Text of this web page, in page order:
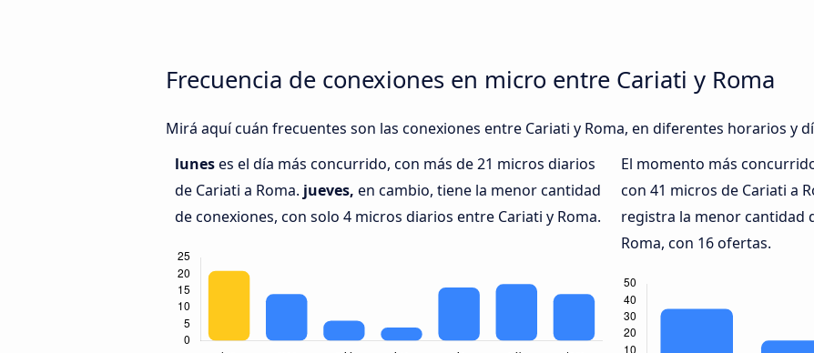
Frecuencia de conexiones en micro entre Cariati y Roma
Mirá aquí cuán frecuentes son las conexiones entre Cariati y Roma, en diferentes horarios y
luneses el día más concurrido, con más de 21 micros diarios
de Cariati a Roma. jueves, en cambio, tiene la menor cantidad
de conexiones, con solo 4 micros diarios entre Cariati y Roma.
El momento más
con 41 micros de Cariati a
registra la menor cantidad
Roma, con 16 ofertas.